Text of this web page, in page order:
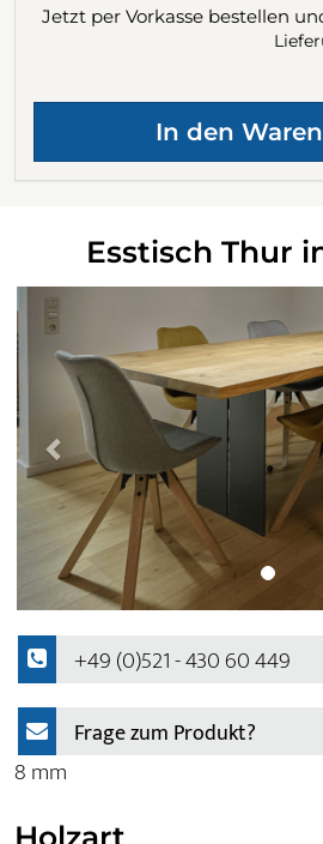
Jetzt per Vorkasse bestellen
Esstisch Thur
+49 (0)521 - 430 60 449
Frage zum Produkt?
8 mm
Holzart